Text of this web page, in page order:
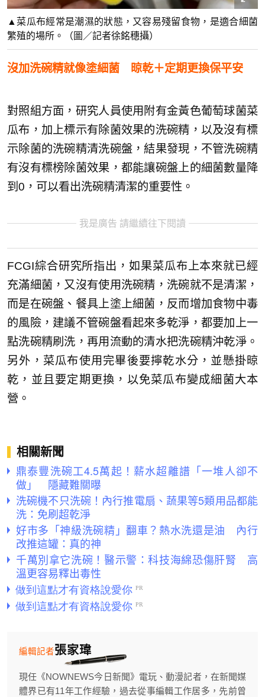
▲菜瓜布經常是潮濕的狀態，又容易殘留食物，是適合細菌
繁殖的場所。（圖／記者徐銘穗攝）
沒加洗碗精就像塗細菌 晾乾＋定期更換保平安
對照組方面，研究人員使用附有金黃色葡萄球菌菜
瓜布，加上標示有除菌效果的洗碗精，以及沒有標
示除菌的洗碗精清洗碗盤，結果發現，不管洗碗精
有沒有標榜除菌效果，都能讓碗盤上的細菌數量降
到0，可以看出洗碗精清潔的重要性。
我是廣告 請繼續往下閱讀
FCGI綜合研究所指出，如果菜瓜布上本來就已經
充滿細菌，又沒有使用洗碗精，洗碗就不是清潔，
而是在碗盤、餐具上塗上細菌，反而增加食物中毒
的風險，建議不管碗盤看起來多乾淨，都要加上一
點洗碗精刷洗，再用流動的清水把洗碗精沖乾淨。
另外，菜瓜布使用完畢後要擰乾水分，並懸掛晾
乾，並且要定期更換，以免菜瓜布變成細菌大本
營。
相關新聞
鼎泰豐洗碗工4.5萬起！薪水超離譜「一堆人卻不
做」 隱藏難關曝
洗碗機不只洗碗！內行推電扇、蔬果等5類用品都能
洗：免刷超乾淨
好市多「神級洗碗精」翻車？熱水洗還是油 內行
改推這罐：真的神
千萬別拿它洗碗！醫示警：科技海綿恐傷肝腎 高
溫更容易釋出毒性
張家瑋
編輯記者
現任《NOWNEWS今日新聞》電玩、動漫記者，在新聞媒
體界已有11年工作經驗，過去從事編輯工作居多，先前曾